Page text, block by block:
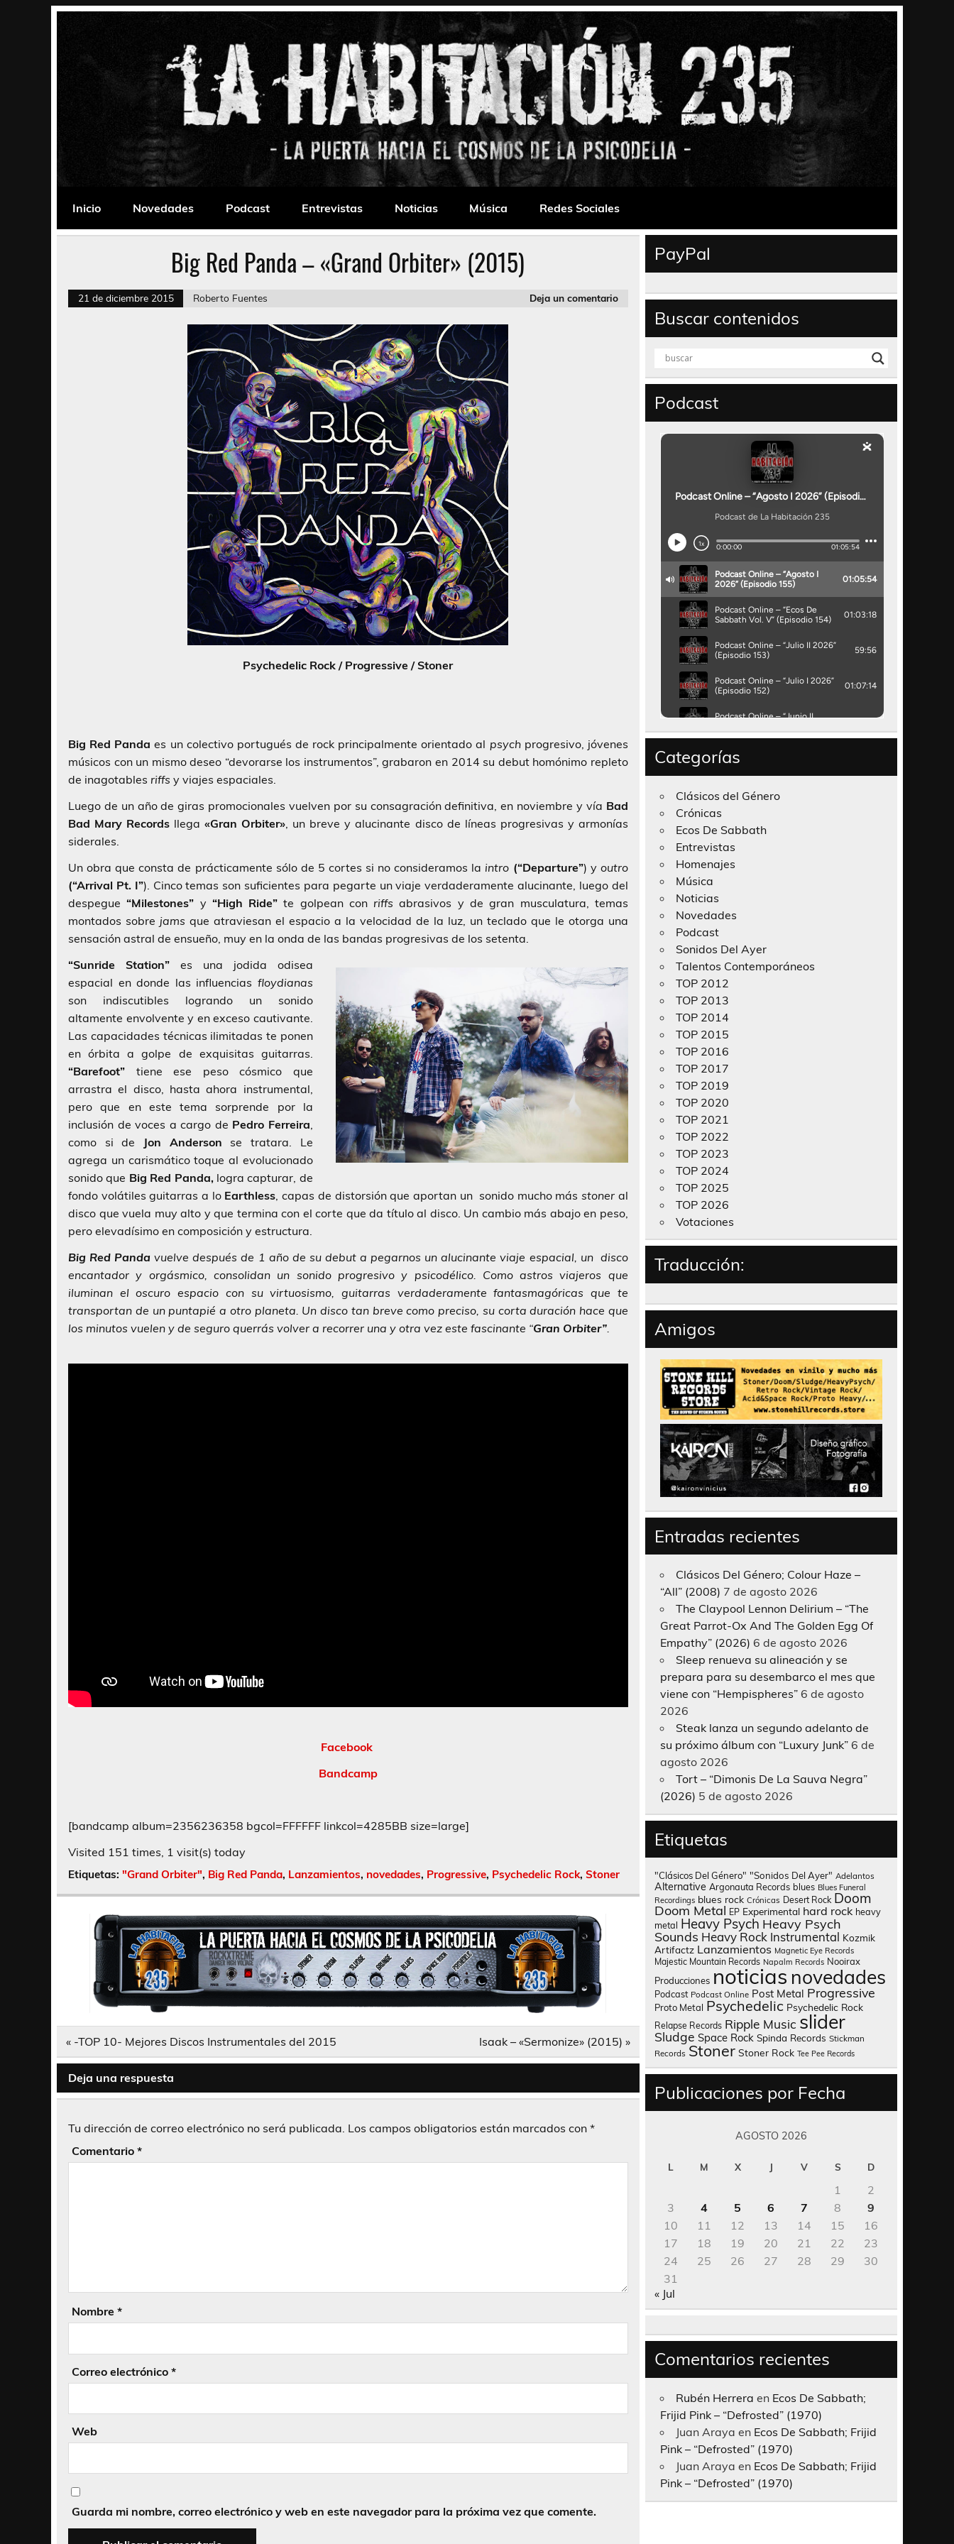
La Habitación 235
Inicio
Novedades Podcast Entrevistas Noticias Música Redes Sociales
Big Red Panda – «Grand Orbiter» (2015)
21 de diciembre 2015 Roberto Fuentes Deja un comentario
Psychedelic Rock / Progressive / Stoner
Big Red Panda es un colectivo portugués de rock principalmente orientado al psychprogresivo, jóvenes
músicos con un mismo deseo “devorarse los instrumentos”, grabaron en 2014 su debut homónimo repleto
de inagotables riffs y viajes espaciales.
Luego de un año de giras promocionales vuelven por su consagración definitiva, en noviembre y vía Bad
Bad Mary Records llega«Gran Orbiter», un breve y alucinante disco de líneas progresivas y armonías
siderales.
Un obra que consta de prácticamente sólo de 5 cortes si no consideramos la intro (“Departure”) y outro
(“Arrival Pt. I”). Cinco temas son suficientes para pegarte un viaje verdaderamente alucinante, luego del
despegue“Milestones” y “High Ride” te golpean con riffs abrasivos y de gran musculatura, temas
montados sobre jams que atraviesan el espacio a la velocidad de la luz, un teclado que le otorga una
sensación astral de ensueño, muy en la onda de las bandas progresivas de los setenta.
“Sunride Station”es una jodida odisea
espacial en donde las influencias floydianas
son indiscutibles logrando un sonido
altamente envolvente y en exceso cautivante.
Las capacidades técnicas ilimitadas te ponen
en órbita a golpe de exquisitas guitarras.
“Barefoot” tiene ese peso cósmico que
arrastra el disco, hasta ahora instrumental,
pero que en este tema sorprende por la
inclusión de voces a cargo de Pedro Ferreira,
como si de Jon Anderson se tratara. Le
agrega un carismático toque al evolucionado
sonido que Big Red Panda,logra capturar, de
fondo volátiles guitarras a lo Earthless, capas de distorsión que aportan un sonido mucho másstoner al
disco que vuela muy alto y que termina con el corte que da título al disco. Un cambio más abajo en peso,
pero elevadísimo en composición y estructura.
Big Red Panda vuelve después de 1 año de su debut a pegarnos un alucinante viaje espacial, un disco
encantador y orgásmico, consolidan un sonido progresivo y psicodélico. Como astros viajeros que
iluminan el oscuro espacio con su virtuosismo, guitarras verdaderamente fantasmagóricas que te
transportan de un puntapié a otro planeta. Un disco tan breve como preciso, su corta duración hace que
los minutos vuelen y de seguro querrás volver a recorrer una y otra vez este fascinante “Gran Orbiter”.
Facebook
Bandcamp
[bandcamp album=2356236358 bgcol=FFFFFF linkcol=4285BB size=large]
Visited 151 times, 1 visit(s) today
Etiquetas: "Grand Orbiter", Big Red Panda, Lanzamientos, novedades, Progressive, Psychedelic Rock, Stoner
Navegación
entradas
« -TOP 10- Mejores Discos Instrumentales del 2015 Isaak – «Sermonize» (2015) »
Deja una respuesta
Tu dirección de correo electrónico no será publicada. Los campos obligatorios están marcados con *
Comentario *
Nombre *
Correo electrónico *
Web
Guarda mi nombre, correo electrónico y web en este navegador para la próxima vez que comente.
PayPal
Buscar contenidos
Podcast
Categorías
Clásicos del Género
Crónicas
Ecos De Sabbath
Entrevistas
Homenajes
Música
Noticias
Novedades
Podcast
Sonidos Del Ayer
Talentos Contemporáneos
TOP 2012
TOP 2013
TOP 2014
TOP 2015
TOP 2016
TOP 2017
TOP 2019
TOP 2020
TOP 2021
TOP 2022
TOP 2023
TOP 2024
TOP 2025
TOP 2026
Votaciones
Traducción:
Amigos
Entradas recientes
Clásicos Del Género; Colour Haze –
“All” (2008) 7 de agosto 2026
The Claypool Lennon Delirium – “The
Great Parrot-Ox And The Golden Egg Of
Empathy” (2026) 6 de agosto 2026
Sleep renueva su alineación y se
prepara para su desembarco el mes que
viene con “Hempispheres” 6 de agosto
2026
Steak lanza un segundo adelanto de
su próximo álbum con “Luxury Junk” 6 de
agosto 2026
Tort – “Dimonis De La Sauva Negra”
(2026) 5 de agosto 2026
Etiquetas
"Clásicos Del Género" "Sonidos Del Ayer" Adelantos
Alternative Argonauta Records blues Blues Funeral
Recordings blues rock Crónicas Desert Rock Doom
Doom Metal EP Experimental hard rock heavy
metal Heavy Psych Heavy Psych
Sounds Heavy Rock Instrumental Kozmik
Artifactz Lanzamientos Magnetic Eye Records
Majestic Mountain Records Napalm Records Nooirax
Producciones noticias novedades
Podcast Podcast Online Post Metal Progressive
Proto Metal Psychedelic Psychedelic Rock
Relapse Records Ripple Music slider
Sludge Space Rock Spinda Records Stickman
Records Stoner Stoner Rock Tee Pee Records
Publicaciones por Fecha
AGOSTO 2026
L M X J V S D
1
2
3
4 5 6 7 8
9
10
11 12 13 14 15
16
17
18 19 20 21 22
23
24
25 26 27 28 29
30
31
« Jul
Comentarios recientes
Rubén Herrera en Ecos De Sabbath;
Frijid Pink – “Defrosted” (1970)
Juan Araya en Ecos De Sabbath; Frijid
Pink – “Defrosted” (1970)
Juan Araya en Ecos De Sabbath; Frijid
Pink – “Defrosted” (1970)